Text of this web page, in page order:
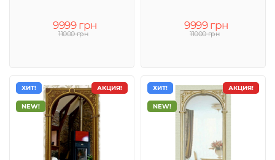
9999 грн
11000 грн
9999 грн
11000 грн
АКЦИЯ!
ХИТ!
NEW!
АКЦИЯ!
ХИТ!
NEW!